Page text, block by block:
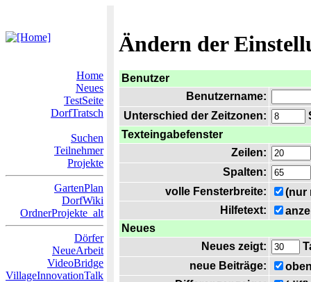
Ändern der
Home
Neues
TestSeite
DorfTratsch
Suchen
Teilnehmer
Projekte
GartenPlan
DorfWiki
OrdnerProjekte_alt
Dörfer
NeueArbeit
VideoBridge
VillageInnovationTalk
Benutzer
Benutzername:
Unterschied der Zeitzonen:
Texteingabefenster
Zeilen:
Spalten:
volle Fensterbreite:
(nur
Hilfetext:
Neues
Neues zeigt:
neue Beiträge: